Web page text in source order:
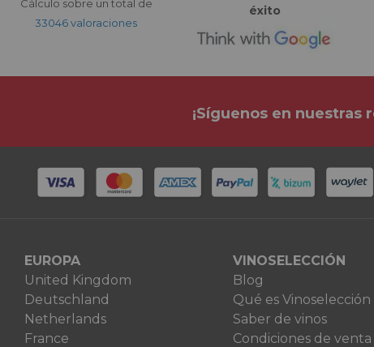
Cálculo sobre un total de
33046 valoraciones
éxito
¡Síguenos en nuestras
EUROPA
United Kingdom
Deutschland
Netherlands
France
VINOSELECCIÓN
Blog
Qué es Vinoselección
Saber de vinos
Condiciones de venta